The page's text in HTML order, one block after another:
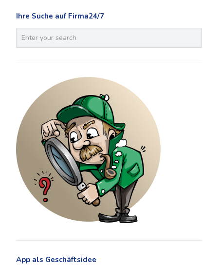
Ihre Suche auf Firma24/7
App als Geschäftsidee